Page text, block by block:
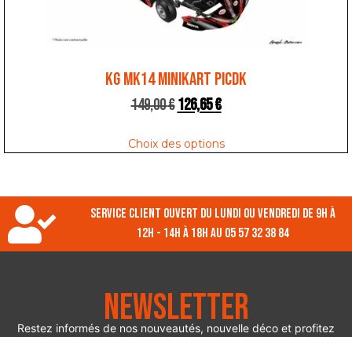
KG MK14 MINIKART PICDK
149,00€126,65€
Choix des options
Service client ouvert du lundi ou vendredi de 9h à
12h - 14h à 18h au 05 57 32 38 84
Newsletter
Restez informés de nos nouveautés, nouvelle déco et profitez